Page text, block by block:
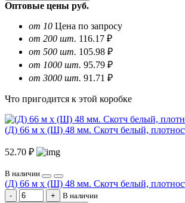
Оптовые цены руб.
от 10 Цена по запросу
от 200 шт. 116.17 ₽
от 500 шт. 105.98 ₽
от 1000 шт. 95.79 ₽
от 3000 шт. 91.71 ₽
Что пригодится к этой коробке
(Д) 66 м х (Ш) 48 мм. Скотч белый,
52.70 ₽
В наличии
(Д) 66 м х (Ш) 48 мм. Скотч белый,
В наличии